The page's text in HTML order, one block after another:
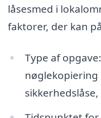
låsesmed i
faktorer, der kan
Type af